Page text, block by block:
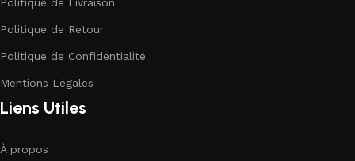
Politique de Retour
Politique de Confidentialité
Mentions Légales
Liens Utiles
À propos